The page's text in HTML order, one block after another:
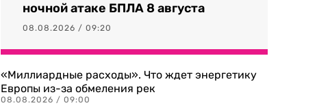
ночной атаке БПЛА 8 августа
08.08.2026 / 09:20
«Миллиардные расходы». Что ждет энергетику
Европы из-за обмеления рек
08.08.2026 / 09:00